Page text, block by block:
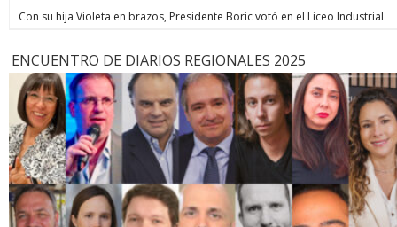
Con su hija Violeta en brazos, Presidente Boric votó en el Liceo Industrial
ENCUENTRO DE DIARIOS REGIONALES 2025